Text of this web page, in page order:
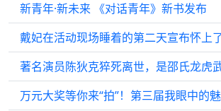
新青年·新未来 《对话青年》新书发布
戴妃在活动现场睡着的第二天宣布怀上